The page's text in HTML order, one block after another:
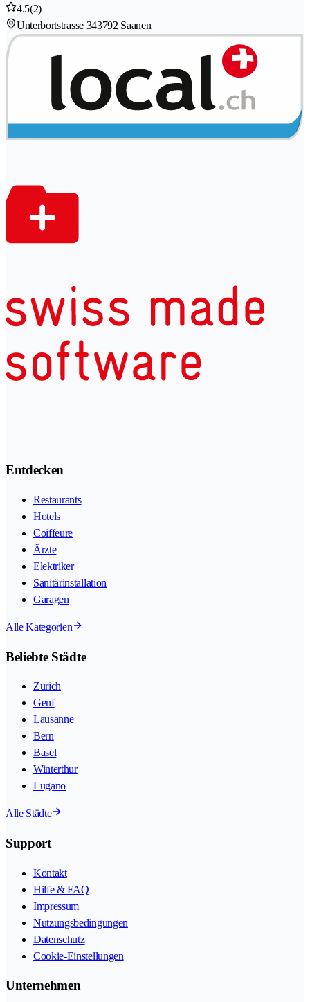
4.5(2)
Unterbortstrasse 343792 Saanen
Entdecken
Restaurants
Hotels
Coiffeure
Ärzte
Elektriker
Sanitärinstallation
Garagen
Alle Kategorien
Beliebte Städte
Zürich
Genf
Lausanne
Bern
Basel
Winterthur
Lugano
Alle Städte
Support
Kontakt
Hilfe & FAQ
Impressum
Nutzungsbedingungen
Datenschutz
Cookie-Einstellungen
Unternehmen